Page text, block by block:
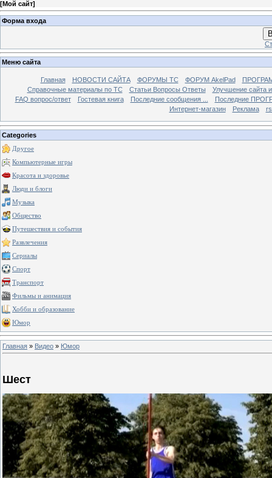
[Мой сайт]
Форма входа
Меню сайта
Главная НОВОСТИ САЙТА ФОРУМЫ TC ФОРУМ AkelPad
Справочные материалы по TС
Статьи Вопросы Ответы
Улучшение сайта
FAQ вопрос/ответ
Гостевая книга Последние сообщения ...
Последние
Интернет-магазин
Реклама
Categories
Другое
Компьютерные игры
Красота и здоровье
Люди и блоги
Музыка
Общество
Путешествия и события
Развлечения
Сериалы
Спорт
Транспорт
Фильмы и анимация
Хобби и образование
Юмор
Главная » Видео » Юмор
Шест